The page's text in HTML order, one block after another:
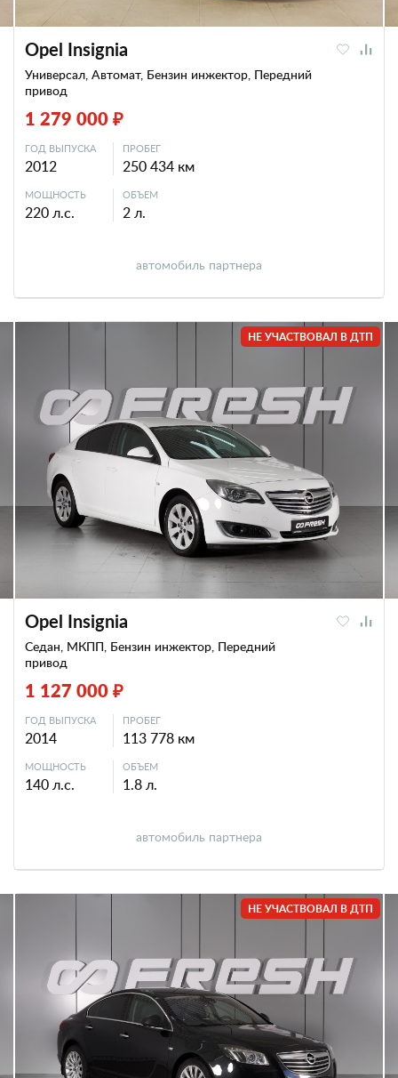
Opel Insignia
Универсал, Автомат, Бензин инжектор, Передний
привод
1 279 000 ₽
ГОД ВЫПУСКА
2012
ПРОБЕГ
250 434 км
МОЩНОСТЬ
220 л.с.
ОБЪЕМ
2 л.
автомобиль партнера
НЕ УЧАСТВОВАЛ В ДТП
Opel Insignia
Седан, МКПП, Бензин инжектор, Передний
привод
1 127 000 ₽
ГОД ВЫПУСКА
2014
ПРОБЕГ
113 778 км
МОЩНОСТЬ
140 л.с.
ОБЪЕМ
1.8 л.
автомобиль партнера
НЕ УЧАСТВОВАЛ В ДТП